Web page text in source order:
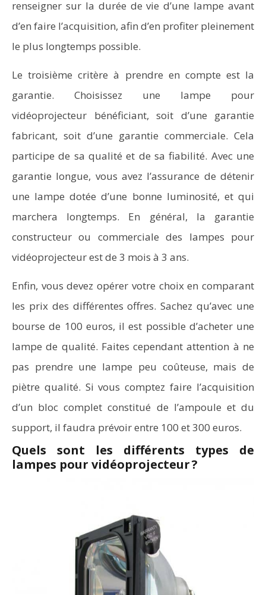
renseigner sur la durée de vie d’une lampe avant
d’en faire l’acquisition, afin d’en profiter pleinement
le plus longtemps possible.
Le troisième critère à prendre en compte est la
garantie. Choisissez une lampe pour
vidéoprojecteur bénéficiant, soit d’une garantie
fabricant, soit d’une garantie commerciale. Cela
participe de sa qualité et de sa fiabilité. Avec une
garantie longue, vous avez l’assurance de détenir
une lampe dotée d’une bonne luminosité, et qui
marchera longtemps. En général, la garantie
constructeur ou commerciale des lampes pour
vidéoprojecteur est de 3 mois à 3 ans.
Enfin, vous devez opérer votre choix en comparant
les prix des différentes offres. Sachez qu’avec une
bourse de 100 euros, il est possible d’acheter une
lampe de qualité. Faites cependant attention à ne
pas prendre une lampe peu coûteuse, mais de
piètre qualité. Si vous comptez faire l’acquisition
d’un bloc complet constitué de l’ampoule et du
support, il faudra prévoir entre 100 et 300 euros.
Quels sont les différents types de
lampes pour vidéoprojecteur ?